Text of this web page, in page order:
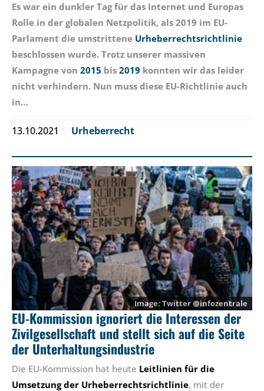
Es war ein dunkler Tag für das Internet und Europas
Rolle in der globalen Netzpolitik, als 2019 im EU-
Parlament die umstrittene Urheberrechtsrichtlinie
beschlossen wurde. Trotz unserer massiven
Kampagne von 2015 bis 2019 konnten wir das leider
nicht verhindern. Nun muss diese EU-Richtlinie auch
in…
13.10.2021 Urheberrecht
Twitter @infozentrale
EU-Kommission ignoriert die Interessen der
Zivilgesellschaft und stellt sich auf die Seite
der Unterhaltungsindustrie
Die EU-Kommission hat heute Leitlinien für die
Umsetzung der Urheberrechtsrichtlinie, mit der